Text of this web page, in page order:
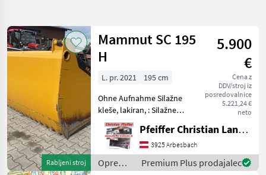
Rabljeni stroj
Mammut SC 195
H
5.900
€
Cena z
DDV/stroj iz
posredovalnice
5.221,24 €
neto
L. pr. 2021
195 cm
Ohne Aufnahme Silažne
kleše, lakiran, : Silažne
kleše, : lakiran Oprema za
krmljenje Stroj za
pripravljanje silaže
Pfeiffer Christian Landtechnik
3925 Arbesbach
Oprema
Premium Plus prodajalec